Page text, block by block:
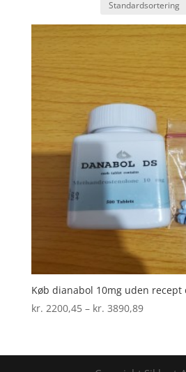
Køb dianabol 10mg uden recept
kr. 2200,45 – kr. 3890,89
kr.